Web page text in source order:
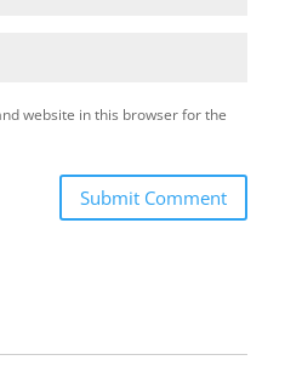
website in this browser for the
Submit Comment